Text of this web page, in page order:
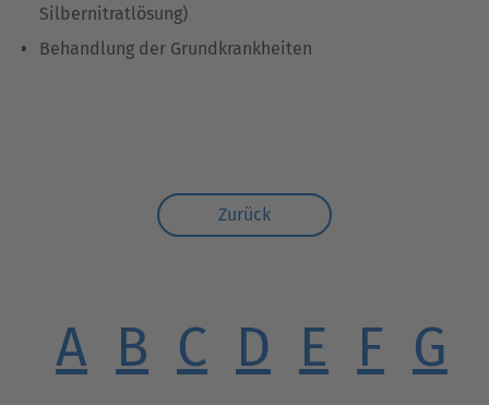
Silbernitratlösung)
Behandlung der Grundkrankheiten
Zurück
A B C D E F G